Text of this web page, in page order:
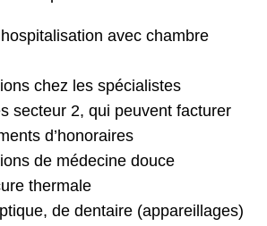
avec chambre
chez les spécialistes
secteur 2, qui peuvent facturer
d’honoraires
de médecine douce
thermale
de dentaire (appareillages)